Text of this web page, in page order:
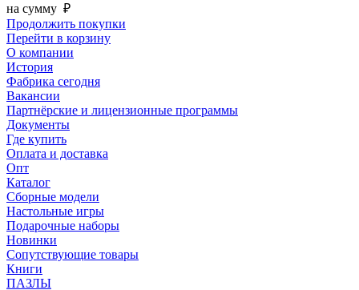
на сумму ₽
Продолжить покупки
Перейти в корзину
О компании
История
Фабрика сегодня
Вакансии
Партнёрские и лицензионные программы
Документы
Где купить
Оплата и доставка
Опт
Каталог
Сборные модели
Настольные игры
Подарочные наборы
Новинки
Сопутствующие товары
Книги
ПАЗЛЫ